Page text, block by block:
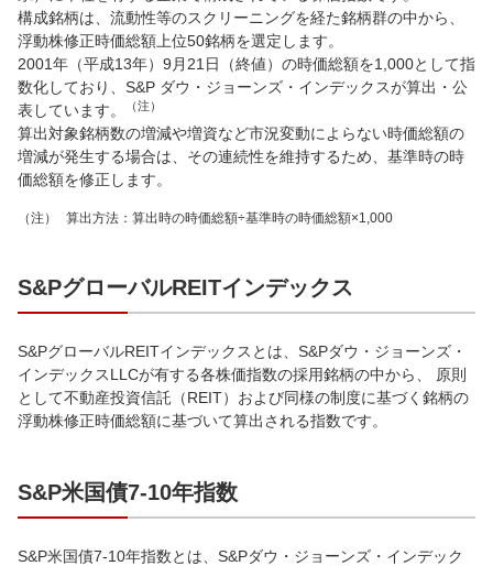
構成銘柄は、流動性等のスクリーニングを経た銘柄群の中から、
浮動株修正時価総額上位50銘柄を選定します。
2001年（平成13年）9月21日（終値）の時価総額を1,000として指
数化しており、S&P ダウ・ジョーンズ・インデックスが算出・公
表しています。
（注）
算出対象銘柄数の増減や増資など市況変動によらない時価総額の
増減が発生する場合は、その連続性を維持するため、基準時の時
価総額を修正します。
（注） 算出方法：算出時の時価総額÷基準時の時価総額×1,000
S&PグローバルREITインデックス
S&PグローバルREITインデックスとは、S&Pダウ・ジョーンズ・
インデックスLLCが有する各株価指数の採用銘柄の中から、 原則
として不動産投資信託（REIT）および同様の制度に基づく銘柄の
浮動株修正時価総額に基づいて算出される指数です。
S&P米国債7-10年指数
S&P米国債7-10年指数とは、S&Pダウ・ジョーンズ・インデック